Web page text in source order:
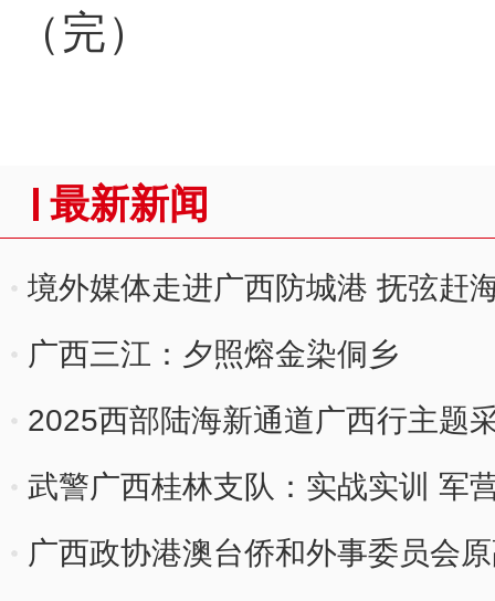
（完）
最新新闻
境外媒体走进广西防城港 抚弦赶
广西三江：夕照熔金染侗乡
2025西部陆海新通道广西行主题
武警广西桂林支队：实战实训 军
广西政协港澳台侨和外事委员会